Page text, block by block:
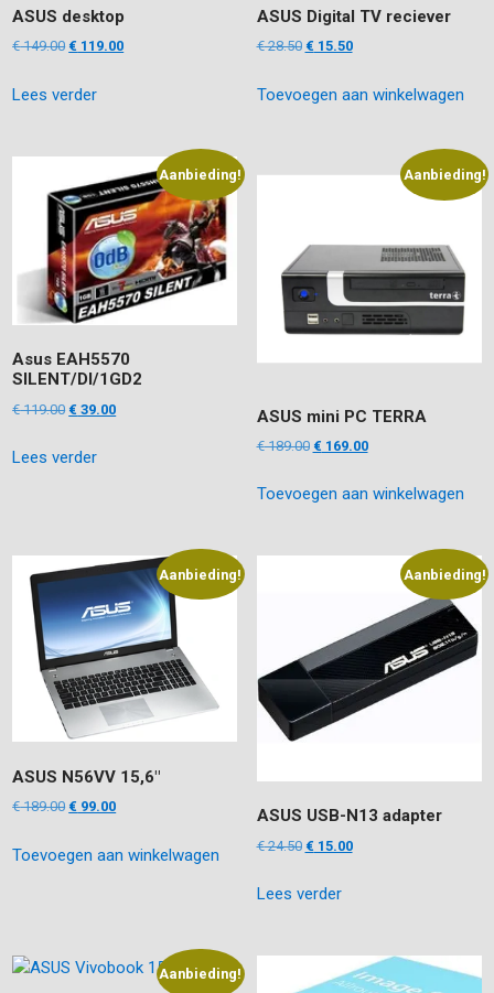
ASUS desktop
€149.00 Oorspronkelijke
was:
€ 119.00Huidige
Lees verder
ASUS Digital TV reciever
€28.50 Oorspronkelijke
was:
€ 15.50Huidige
is:
Toevoegen aan winkelwagen
Aanbieding!
Asus EAH5570
SILENT/DI/1GD2
€119.00 Oorspronkelijke
was:
€ 39.00Huidige
Lees verder
Aanbieding!
ASUS mini PC TERRA
€189.00 Oorspronkelijke
was:
€ 169.00Huidige
is:
Toevoegen aan winkelwagen
Aanbieding!
ASUS N56VV 15,6″
€189.00 Oorspronkelijke
was:
€ 99.00Huidige
is:
Toevoegen aan winkelwagen
Aanbieding!
ASUS USB-N13 adapter
€24.50 Oorspronkelijke
was:
€ 15.00Huidige
Lees verder
Aanbieding!